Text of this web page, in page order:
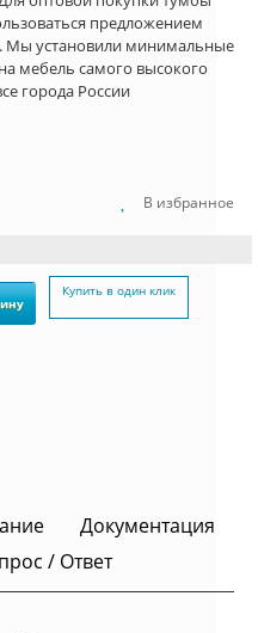
предложением
Мы установили минимальные
мебель самого высокого
города России
В избранное
Купить в один клик
Документация
/ Ответ